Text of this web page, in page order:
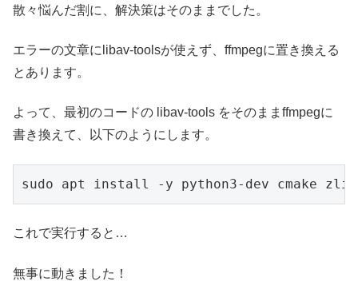
散々悩んだ割に、解決策はそのままでした。
エラーの文章にlibav-toolsが使えず、ffmpegに置き換える
とあります。
よって、最初のコードの libav-tools をそのままffmpegに
書き換えて、以下のようにします。
sudo apt install -y python3-dev cmake
これで実行すると…
無事に動きました！